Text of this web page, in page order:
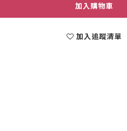
加入購物車
加入追蹤清單